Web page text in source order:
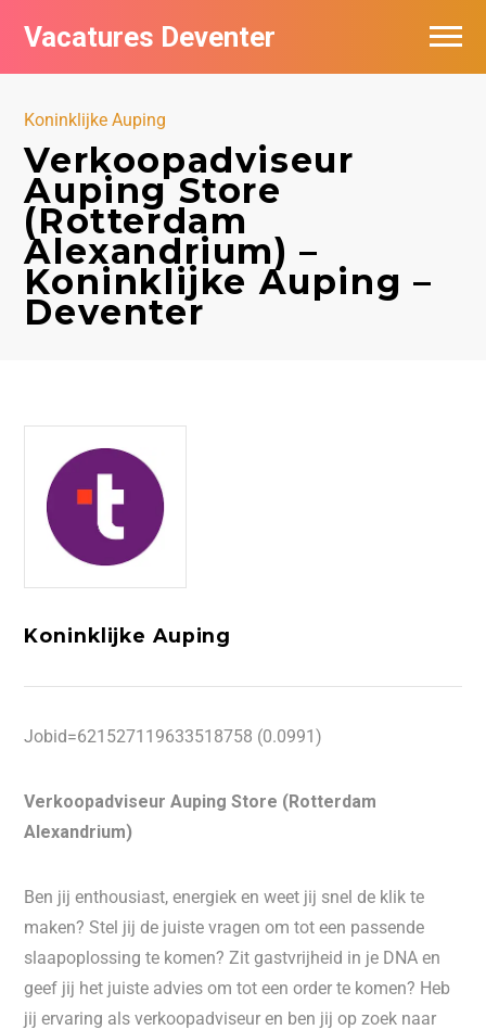
Vacatures Deventer
Koninklijke Auping
Verkoopadviseur
Auping Store
(Rotterdam
Alexandrium) –
Koninklijke Auping –
Deventer
Koninklijke Auping
Jobid=621527119633518758 (0.0991)
Verkoopadviseur Auping Store (Rotterdam
Alexandrium)
Ben jij enthousiast, energiek en weet jij snel de klik te
maken? Stel jij de juiste vragen om tot een passende
slaapoplossing te komen? Zit gastvrijheid in je DNA en
geef jij het juiste advies om tot een order te komen? Heb
jij ervaring als verkoopadviseur en ben jij op zoek naar
Vacatures per bedrijf in Deventer
De populairste vacatures in Deventer
Nieuwsbrief feed